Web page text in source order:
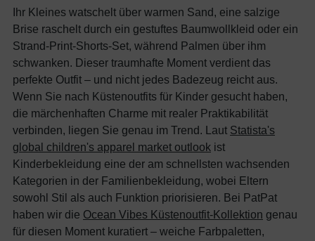
Ihr Kleines watschelt über warmen Sand, eine salzige
Brise raschelt durch ein gestuftes Baumwollkleid oder ein
Strand-Print-Shorts-Set, während Palmen über ihm
schwanken. Dieser traumhafte Moment verdient das
perfekte Outfit – und nicht jedes Badezeug reicht aus.
Wenn Sie nach Küstenoutfits für Kinder gesucht haben,
die märchenhaften Charme mit realer Praktikabilität
verbinden, liegen Sie genau im Trend. Laut Statista's
global children's apparel market outlook ist
Kinderbekleidung eine der am schnellsten wachsenden
Kategorien in der Familienbekleidung, wobei Eltern
sowohl Stil als auch Funktion priorisieren. Bei PatPat
haben wir die Ocean Vibes Küstenoutfit-Kollektion genau
für diesen Moment kuratiert – weiche Farbpaletten,